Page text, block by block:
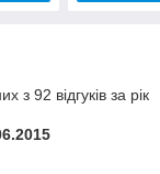
з 92 відгуків за рік